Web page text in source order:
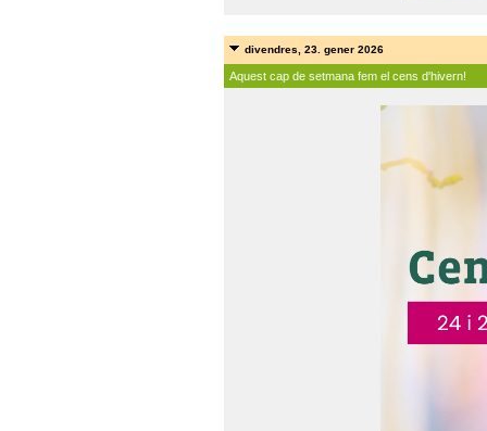
divendres, 23. gener 2026
Aquest cap de setmana fem el cens d'hivern!